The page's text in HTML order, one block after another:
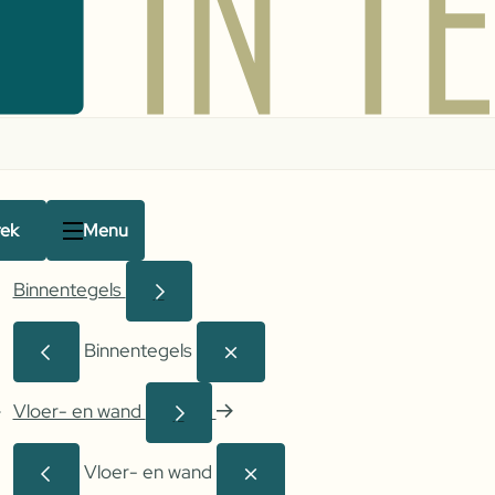
Menu
Binnentegels
Binnentegels
Vloer- en wand
Vloer- en wand